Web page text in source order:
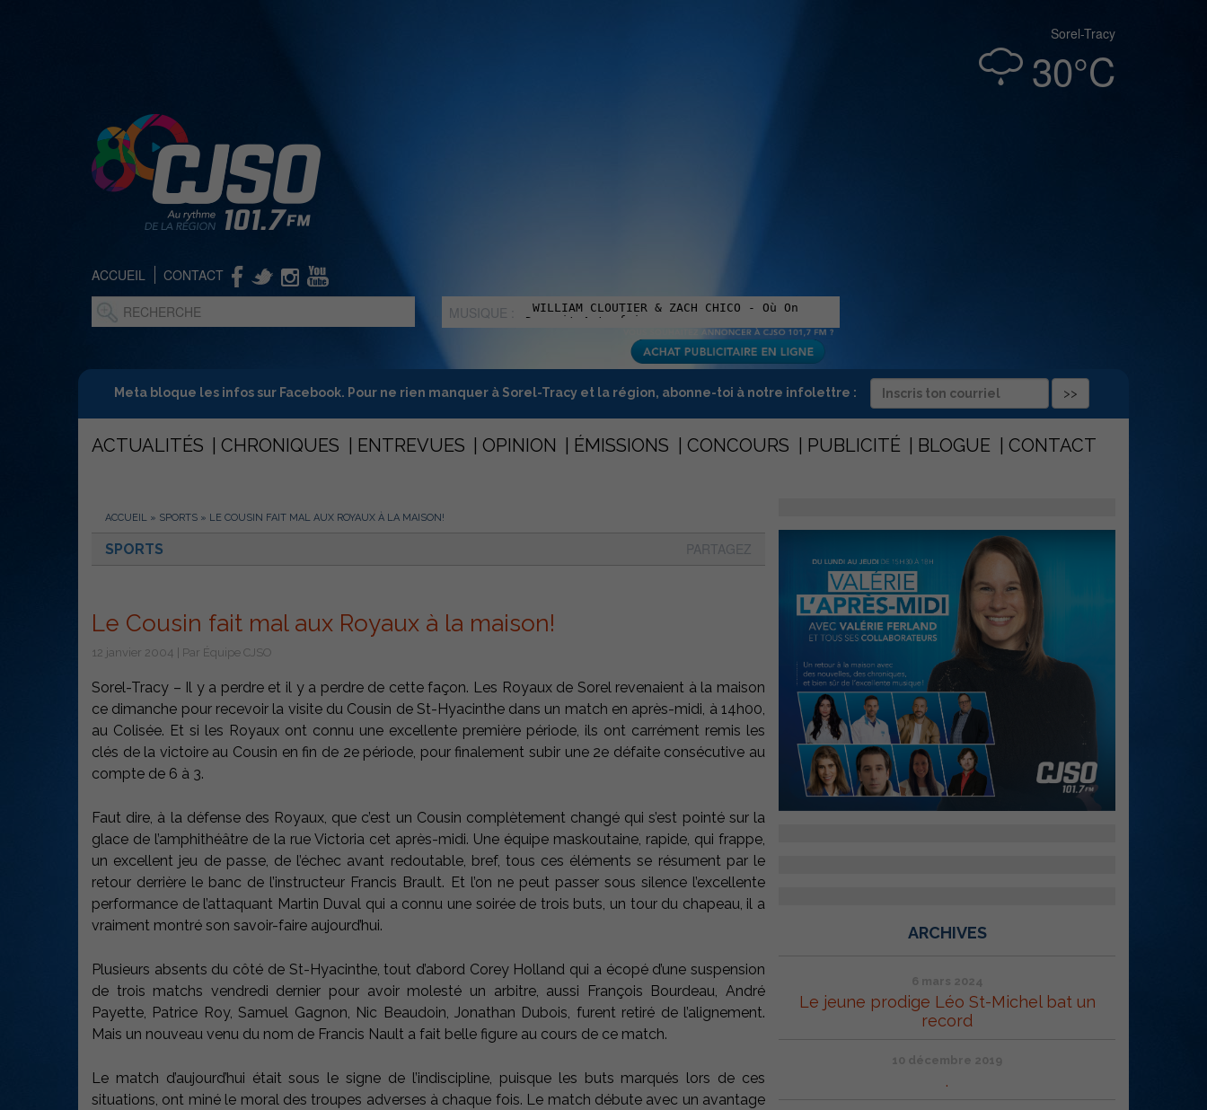
Sorel-Tracy
30°C
ACCUEIL CONTACT
MUSIQUE :
Meta bloque les infos sur Facebook. Pour ne rien manquer à Sorel-Tracy et la région, abonne-toi à notre infolettre :
ACTUALITÉS CHRONIQUES ENTREVUES OPINION ÉMISSIONS CONCOURS PUBLICITÉ BLOGUE CONTACT
ACCUEIL » SPORTS » LE COUSIN FAIT MAL AUX ROYAUX À LA MAISON!
SPORTS PARTAGEZ
Le Cousin fait mal aux Royaux à la maison!
12 janvier 2004 | Par Équipe CJSO
Sorel-Tracy – Il y a perdre et il y a perdre de cette façon. Les Royaux de Sorel revenaient à la maison
ce dimanche pour recevoir la visite du Cousin de St-Hyacinthe dans un match en après-midi, à 14h00,
au Colisée. Et si les Royaux ont connu une excellente première période, ils ont carrément remis les
clés de la victoire au Cousin en fin de 2e période, pour finalement subir une 2e défaite consécutive au
compte de 6 à 3.
Faut dire, à la défense des Royaux, que c’est un Cousin complètement changé qui s’est pointé sur la
glace de l’amphithéâtre de la rue Victoria cet après-midi. Une équipe maskoutaine, rapide, qui frappe,
un excellent jeu de passe, de l’échec avant redoutable, bref, tous ces éléments se résument par le
retour derrière le banc de l’instructeur Francis Brault. Et l’on ne peut passer sous silence l’excellente
performance de l’attaquant Martin Duval qui a connu une soirée de trois buts, un tour du chapeau, il a
vraiment montré son savoir-faire aujourd’hui.
Plusieurs absents du côté de St-Hyacinthe, tout d’abord Corey Holland qui a écopé d’une suspension
de trois matchs vendredi dernier pour avoir molesté un arbitre, aussi François Bourdeau, André
Payette, Patrice Roy, Samuel Gagnon, Nic Beaudoin, Jonathan Dubois, furent retiré de l’alignement.
Mais un nouveau venu du nom de Francis Nault a fait belle figure au cours de ce match.
Le match d’aujourd’hui était sous le signe de l’indiscipline, puisque les buts marqués lors de ces
situations, ont miné le moral des troupes adverses à chaque fois. Le match débute avec un avantage
ARCHIVES
6 mars 2024
Le jeune prodige Léo St-Michel bat un
record
10 décembre 2019
.